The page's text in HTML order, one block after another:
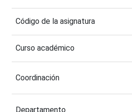
Código de la asignatura
Curso académico
Coordinación
Departamento